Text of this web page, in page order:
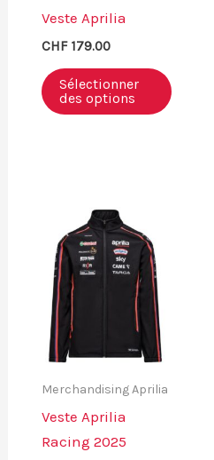
Veste Aprilia
CHF179.00
Sélectionner
des options
Merchandising Aprilia
Veste Aprilia
Racing 2025